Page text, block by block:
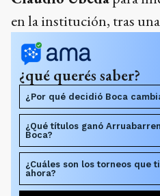
en la institución, tras
¿qué querés saber?
¿Por qué decidió Boca
¿Qué títulos ganó
Boca?
¿Cuáles son los torneos que
ahora?